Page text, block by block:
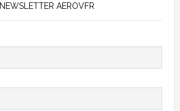
NEWSLETTER AEROVFR